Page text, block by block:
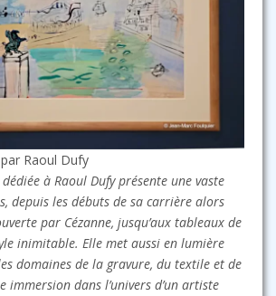
Raoul Dufy
à Raoul Dufy présente une vaste
depuis les débuts de sa carrière alors
par Cézanne, jusqu’aux tableaux de
inimitable. Elle met aussi en lumière
domaines de la gravure, du textile et de
immersion dans l’univers d’un artiste